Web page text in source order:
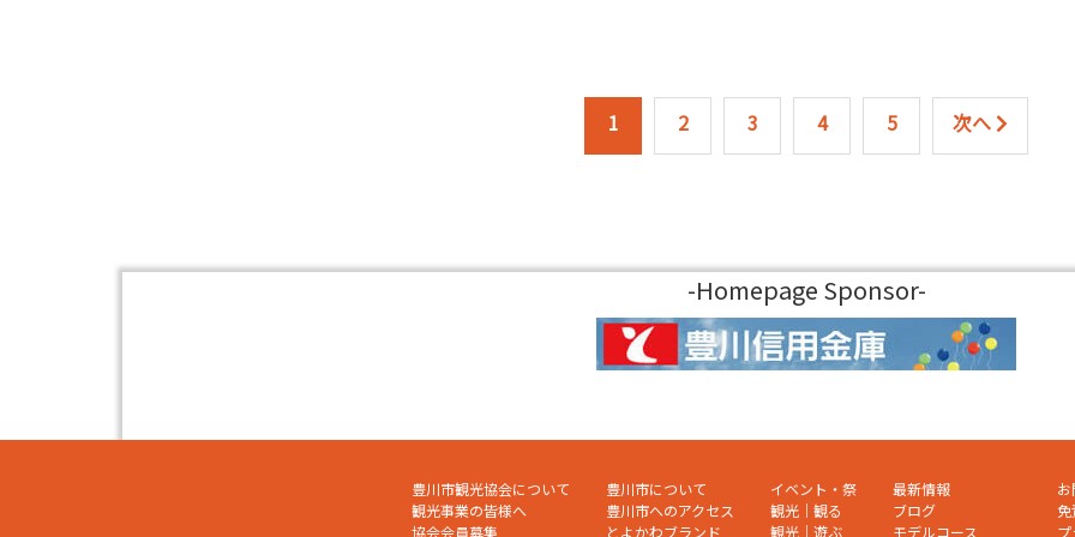
1 2 3 4 5 次へ
-Homepage Sponsor-
豊川市観光協会について
観光事業の皆様へ
協会会員募集
豊川市について
豊川市へのアクセス
とよかわブランド
イベント・祭
観光｜観る
観光｜遊ぶ
最新情報
ブログ
モデルコース